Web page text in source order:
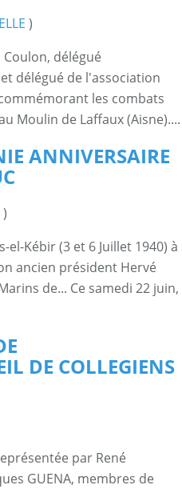
)
délégué
délégué de l'association
les combats
Moulin de Laffaux (Aisne)....
ANNIVERSAIRE
)
Kébir (3 et 6 Juillet 1940) à
ancien président Hervé
de... Ce samedi 22 juin,
DE COLLEGIENS
par René
GUENA, membres de